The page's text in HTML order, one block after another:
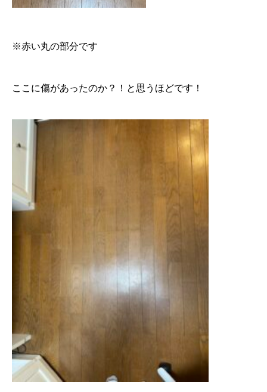
※赤い丸の部分です
ここに傷があったのか？！と思うほどです！